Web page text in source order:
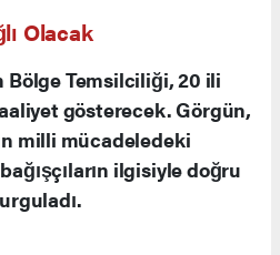
altında bulunduğunu
bağışlarıyla
Silahlı Kuvvetleri’nin
bir bölge
milli mücadele ruhunun
bir hizmettir” dedi.